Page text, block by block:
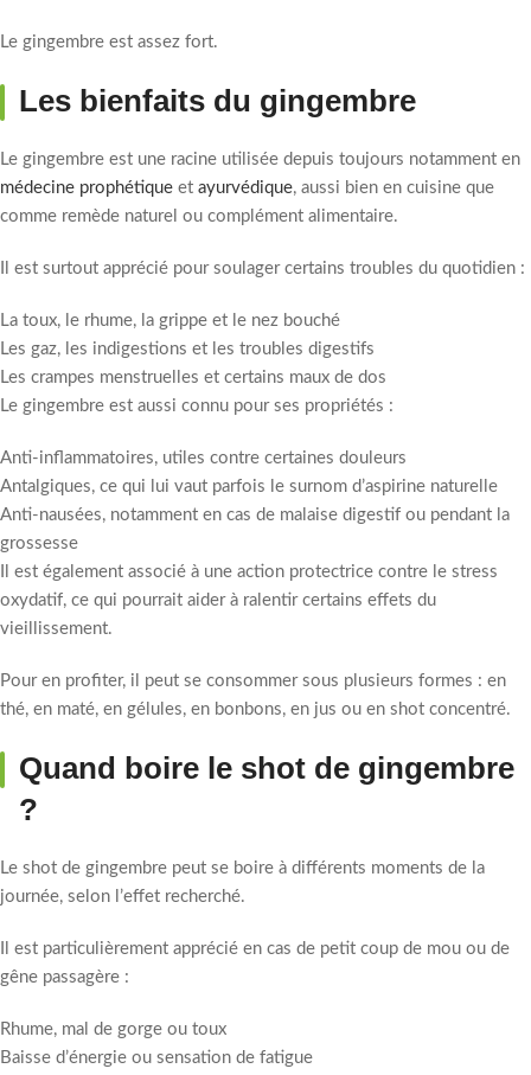
Le gingembre est assez fort.
Les bienfaits du gingembre
Le gingembre est une racine utilisée depuis toujours notamment en
médecine prophétique et ayurvédique, aussi bien en cuisine que
comme remède naturel ou complément alimentaire.
Il est surtout apprécié pour soulager certains troubles du quotidien :
La toux, le rhume, la grippe et le nez bouché
Les gaz, les indigestions et les troubles digestifs
Les crampes menstruelles et certains maux de dos
Le gingembre est aussi connu pour ses propriétés :
Anti-inflammatoires, utiles contre certaines douleurs
Antalgiques, ce qui lui vaut parfois le surnom d’aspirine naturelle
Anti-nausées, notamment en cas de malaise digestif ou pendant la
grossesse
Il est également associé à une action protectrice contre le stress
oxydatif, ce qui pourrait aider à ralentir certains effets du
vieillissement.
Pour en profiter, il peut se consommer sous plusieurs formes : en
thé, en maté, en gélules, en bonbons, en jus ou en shot concentré.
Quand boire le shot de gingembre
?
Le shot de gingembre peut se boire à différents moments de la
journée, selon l’effet recherché.
Il est particulièrement apprécié en cas de petit coup de mou ou de
gêne passagère :
Rhume, mal de gorge ou toux
Baisse d’énergie ou sensation de fatigue